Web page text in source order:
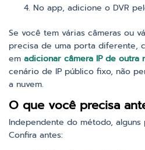
No app, adicione o DVR
Se você tem várias câmeras ou
precisa de uma porta diferente,
em adicionar câmera IP de outra
cenário de IP público fixo, não
a nuvem.
O que você precisa
Independente do método,
Confira antes: